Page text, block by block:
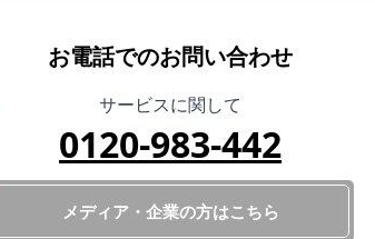
お電話でのお問い合わせ
サービスに関して
0120-983-442
メディア・企業の方はこちら